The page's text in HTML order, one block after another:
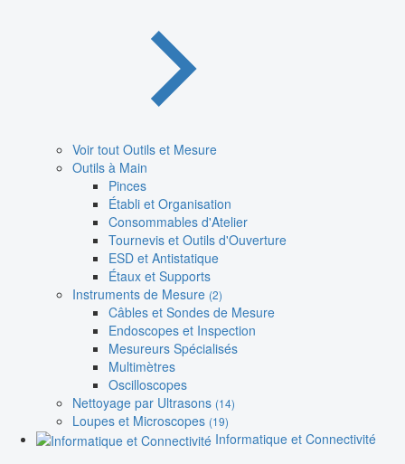
Voir tout Outils et Mesure
Outils à Main
Pinces
Établi et Organisation
Consommables d'Atelier
Tournevis et Outils d'Ouverture
ESD et Antistatique
Étaux et Supports
Instruments de Mesure (2)
Câbles et Sondes de Mesure
Endoscopes et Inspection
Mesureurs Spécialisés
Multimètres
Oscilloscopes
Nettoyage par Ultrasons (14)
Loupes et Microscopes (19)
Informatique et Connectivité